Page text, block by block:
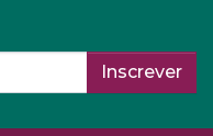
Inscrever